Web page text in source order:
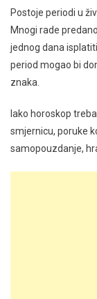
Postoje periodi u
Mnogi rade
jednog dana
period mogao bi
znaka.
Iako horoskop
smjernicu, poruke
samopouzdanje,